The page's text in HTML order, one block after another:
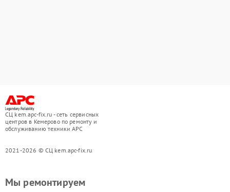
СЦ kem.apc-fix.ru - сеть сервисных
центров в Кемерово по ремонту и
обслуживанию техники APC
2021-2026 © СЦ kem.apc-fix.ru
Мы ремонтируем